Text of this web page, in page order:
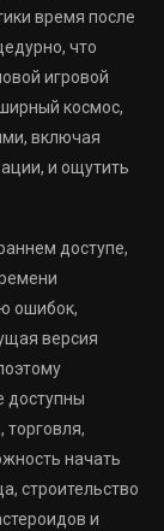
время после
что
игровой
космос,
включая
и ощутить
доступе,
ошибок,
версия
доступны
торговля,
начать
строительство
и